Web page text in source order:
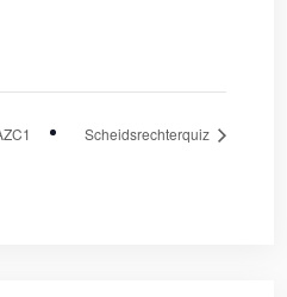
Scheidsrechterquiz